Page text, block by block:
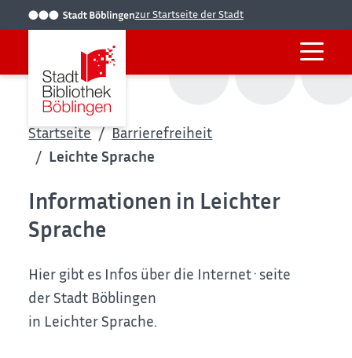
zur Startseite der Stadt
Startseite
Barrierefreiheit
Leichte Sprache
Informationen in Leichter
Sprache
Hier gibt es Infos über die Internet·seite
der Stadt Böblingen
in Leichter Sprache.